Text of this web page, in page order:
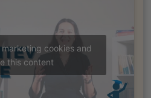
cookies and
this content